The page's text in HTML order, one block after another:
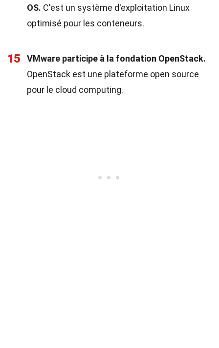
OS. C'est un système d'exploitation Linux
optimisé pour les conteneurs.
15
VMware participe à la fondation OpenStack.
OpenStack est une plateforme open source
pour le cloud computing.